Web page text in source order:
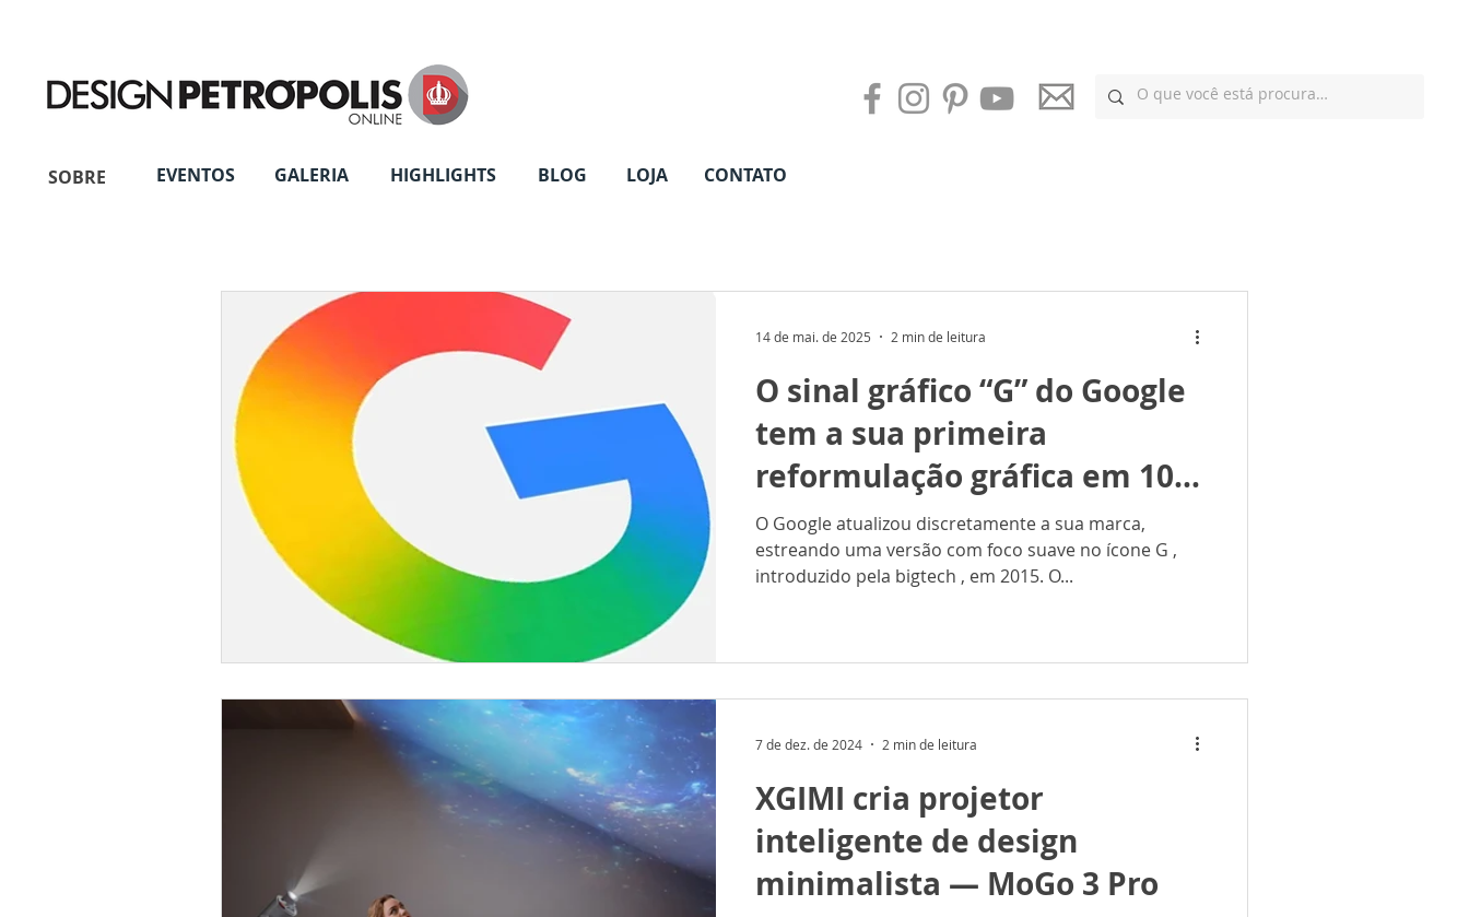
SOBRE EVENTOS GALERIA HIGHLIGHTS BLOG LOJA CONTATO
O sinal gráfico “G” do Google
tem a sua primeira
reformulação gráfica em 10
anos
O Google atualizou discretamente a sua marca,
estreando uma versão com foco suave no ícone G ,
introduzido pela bigtech , em 2015. O...
14 de mai. de 2025 2 min de leitura
XGIMI cria projetor
inteligente de design
minimalista — MoGo 3 Pro
7 de dez. de 2024 2 min de leitura